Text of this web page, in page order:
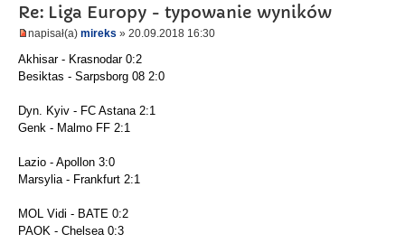
Re: Liga Europy - typowanie wyników
napisał(a) mireks » 20.09.2018 16:30
Akhisar - Krasnodar 0:2
Besiktas - Sarpsborg 08 2:0
Dyn. Kyiv - FC Astana 2:1
Genk - Malmo FF 2:1
Lazio - Apollon 3:0
Marsylia - Frankfurt 2:1
MOL Vidi - BATE 0:2
PAOK - Chelsea 0:3